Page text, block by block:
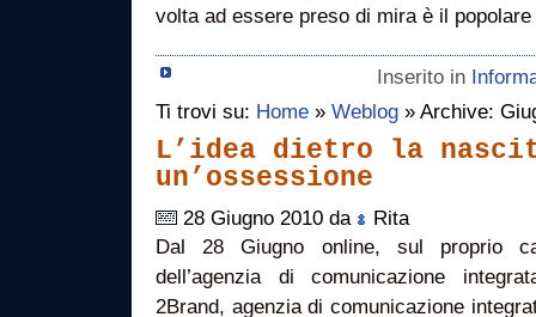
volta ad essere preso di mira è il
Inserito in
Ti trovi su: Home » Weblog » Archive:
L’idea dietro la
un’ossessione
28 Giugno 2010 da
Rita
Dal 28 Giugno online, sul proprio
dell’agenzia di comunicazione
2Brand, agenzia di comunicazione